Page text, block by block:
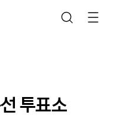
투표소